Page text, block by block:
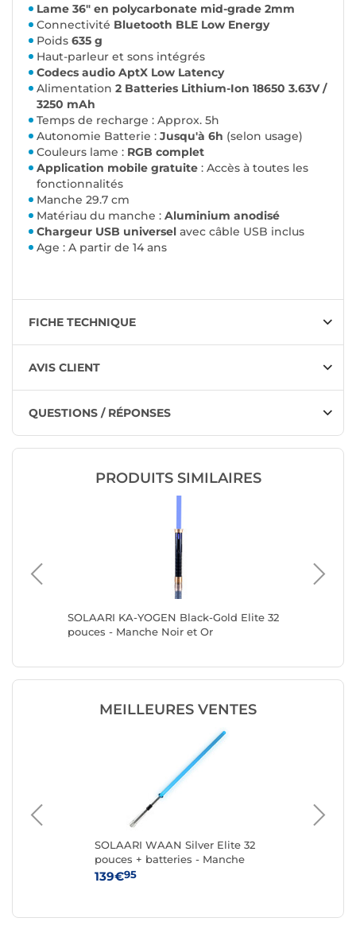
Lame 36" en polycarbonate mid-grade 2mm
Connectivité Bluetooth BLE Low Energy
Poids 635 g
Haut-parleur et sons intégrés
Codecs audio AptX Low Latency
Alimentation 2 Batteries Lithium-Ion 18650 3.63V /
3250 mAh
Temps de recharge : Approx. 5h
Autonomie Batterie : Jusqu'à 6h (selon usage)
Couleurs lame : RGB complet
Application mobile gratuite : Accès à toutes les
fonctionnalités
Manche 29.7 cm
Matériau du manche : Aluminium anodisé
Chargeur USB universel avec câble USB inclus
Age : A partir de 14 ans
FICHE TECHNIQUE
AVIS CLIENT
QUESTIONS / RÉPONSES
PRODUITS SIMILAIRES
SOLAARI KA-YOGEN Black-Gold Elite 32
pouces - Manche Noir et Or
MEILLEURES VENTES
SOLAARI WAAN Silver Elite 32
pouces + batteries - Manche
Argent
139€95